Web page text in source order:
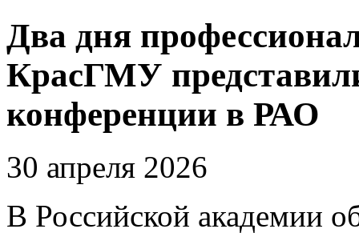
Два дня
КрасГМУ
конференции в РАО
30 апреля 2026
В Российской академии